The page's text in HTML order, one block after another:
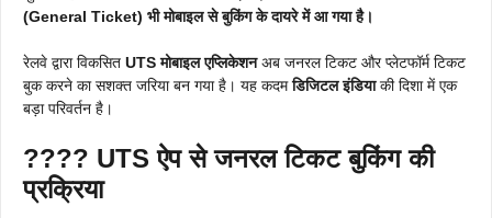
(General Ticket) भी मोबाइल से बुकिंग के दायरे में आ गया है।
रेलवे द्वारा विकसित UTS मोबाइल एप्लिकेशनअब जनरल टिकट और प्लेटफॉर्म टिकट
बुक करने का सशक्त जरिया बन गया है। यह कदमडिजिटल इंडियाकी दिशा में एक
बड़ा परिवर्तन है।
???? UTS ऐप से जनरल टिकट बुकिंग की
प्रक्रिया